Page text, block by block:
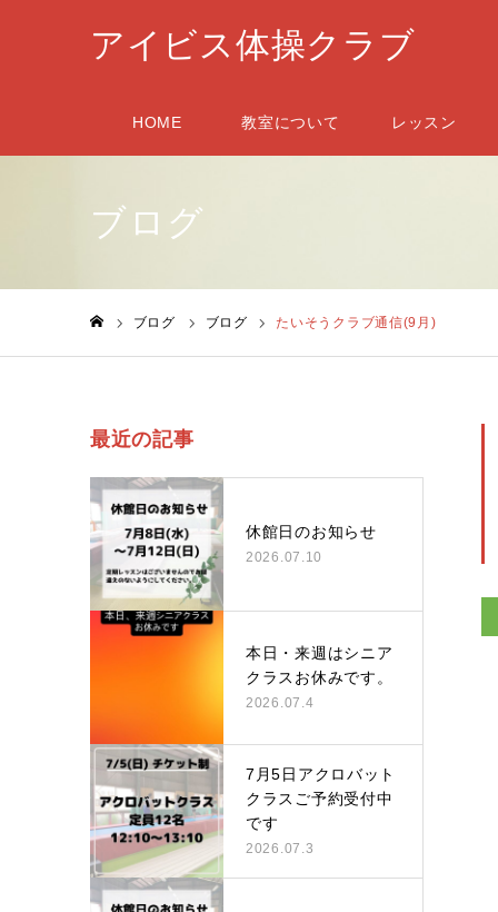
アイビス体操クラブ
HOME 教室について レッスン
ブログ
ブログ ブログ たいそうクラブ通信(9月)
最近の記事
休館日のお知らせ
2026.07.10
本日・来週はシニア
クラスお休みです。
2026.07.4
7月5日アクロバット
クラスご予約受付中
です
2026.07.3